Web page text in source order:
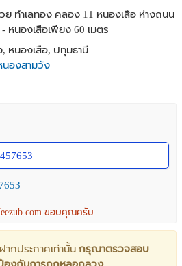
ทำเลทอง คลอง 11 หนองเสือ ห่างถนน
หนองเสือเพียง 60 เมตร
หนองเสือ, ปทุมธานี
องสามวัง
ขอบคุณครับ
ากประกาศเท่านั้น กรุณาตรวจสอบ